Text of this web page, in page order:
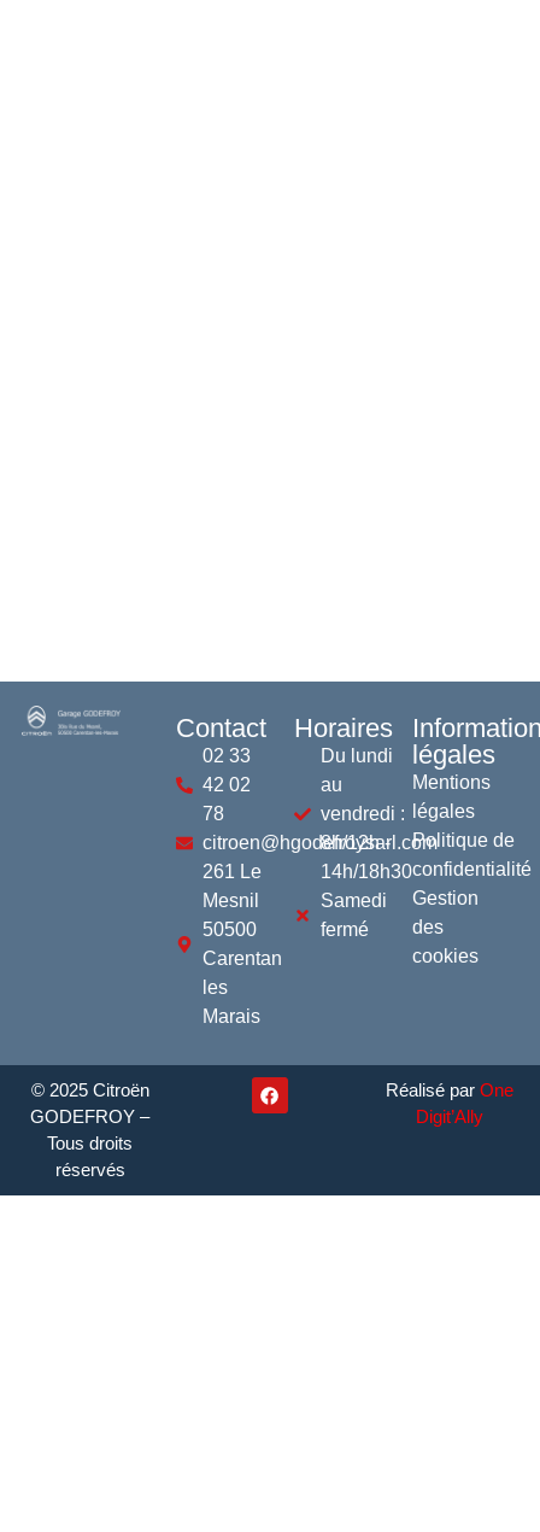
Contact
02 33
42 02
78
citroen@hgodefroysarl.com
261 Le
Mesnil
50500
Carentan
les
Marais
Horaires
Du lundi
au
vendredi :
8h/12h -
14h/18h30
Samedi
fermé
légales
Mentions
légales
Politique de
confidentialité
Gestion
des
cookies
© 2025 Citroën
GODEFROY –
Tous droits
réservés
Réalisé parOne
Digit’Ally